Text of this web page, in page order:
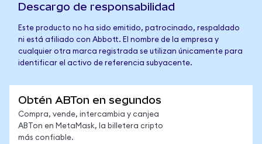
Descargo de responsabilidad
Este producto no ha sido emitido, patrocinado, respaldado
ni está afiliado con Abbott. El nombre de la empresa y
cualquier otra marca registrada se utilizan únicamente para
identificar el activo de referencia subyacente.
Obtén ABTon en segundos
Compra, vende, intercambia y canjea
ABTon en MetaMask, la billetera cripto
más confiable.